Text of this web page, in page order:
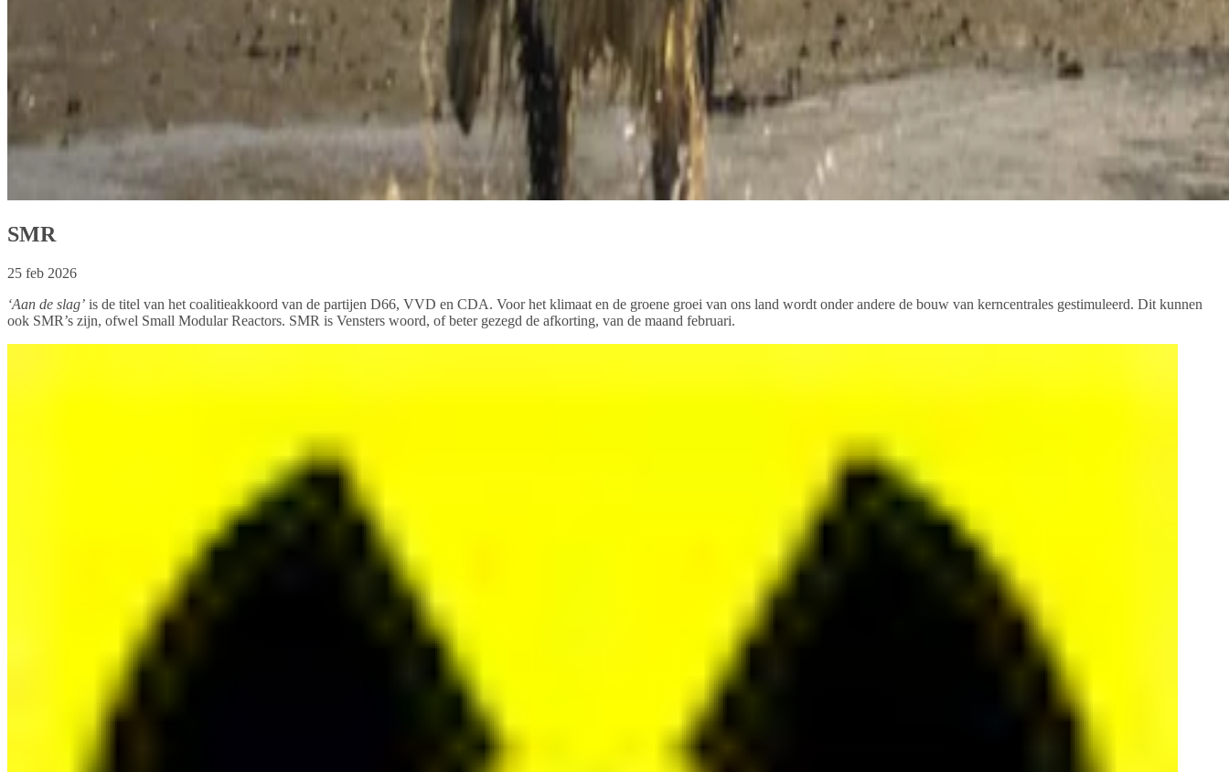
SMR
25 feb 2026
‘Aan de slag’ is de titel van het coalitieakkoord van de partijen D66, VVD en CDA. Voor het klimaat en de groene groei van ons land wordt onder andere de bouw van kerncentrales gestimuleerd. Dit kunnen
ook SMR’s zijn, ofwel Small Modular Reactors. SMR is Vensters woord, of beter gezegd de afkorting, van de maand februari.